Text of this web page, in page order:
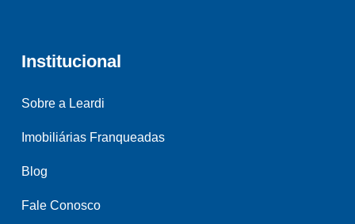
Institucional
Sobre a Leardi
Imobiliárias Franqueadas
Blog
Fale Conosco